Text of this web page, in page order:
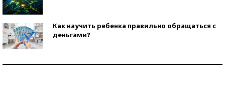
Как научить ребенка правильно обращаться с
деньгами?